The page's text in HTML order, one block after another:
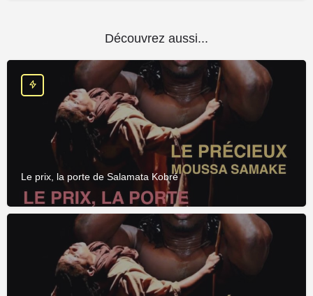
Découvrez aussi...
Le prix, la porte de Salamata Kobré